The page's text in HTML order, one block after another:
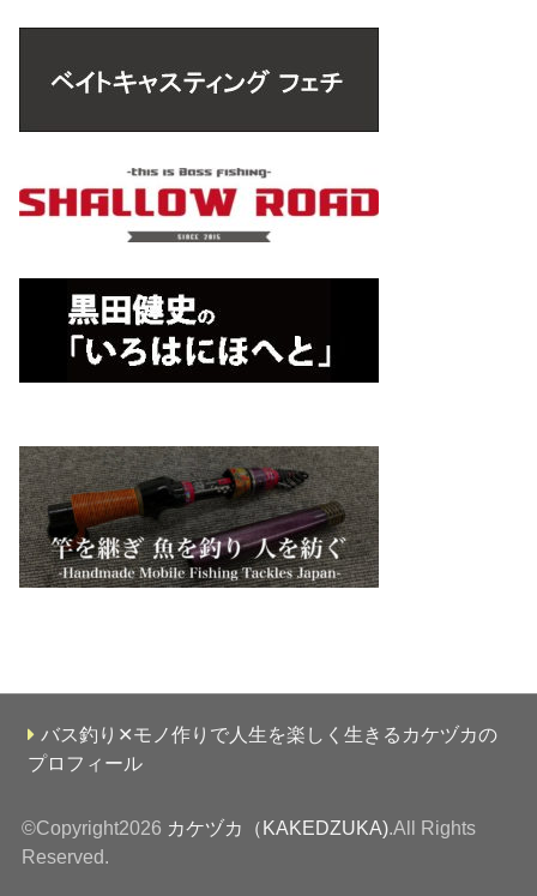
バス釣り✕モノ作りで人生を楽しく生きるカケヅカの
プロフィール
©Copyright2026 カケヅカ（KAKEDZUKA).All Rights
Reserved.